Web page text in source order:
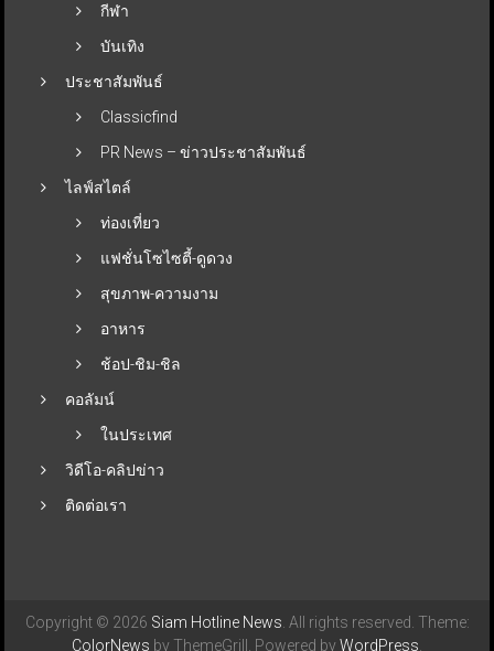
กีฬา
บันเทิง
ประชาสัมพันธ์
Classicfind
PR News – ข่าวประชาสัมพันธ์
ไลฟ์สไตล์
ท่องเที่ยว
แฟชั่นโซไซตี้-ดูดวง
สุขภาพ-ความงาม
อาหาร
ช้อป-ชิม-ชิล
คอลัมน์
ในประเทศ
วิดีโอ-คลิปข่าว
ติดต่อเรา
Copyright © 2026 Siam Hotline News . All rights reserved. Theme:
ColorNews by ThemeGrill. Powered byWordPress